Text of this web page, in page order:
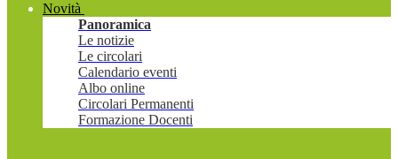
Novità
Panoramica
Le notizie
Le circolari
Calendario eventi
Albo online
Circolari Permanenti
Formazione Docenti